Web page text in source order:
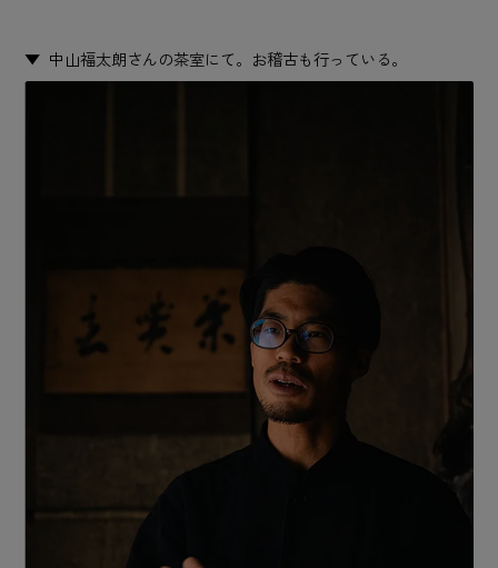
中山福太朗さんの茶室にて。お稽古も行っている。